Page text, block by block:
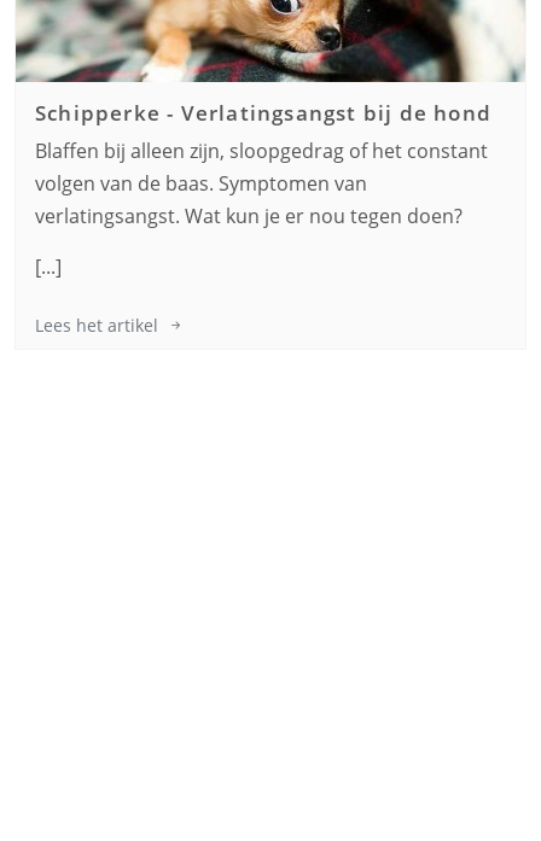
Schipperke - Verlatingsangst bij de hond
Blaffen bij alleen zijn, sloopgedrag of het constant
volgen van de baas. Symptomen van
verlatingsangst. Wat kun je er nou tegen doen?
[...]
Lees het artikel